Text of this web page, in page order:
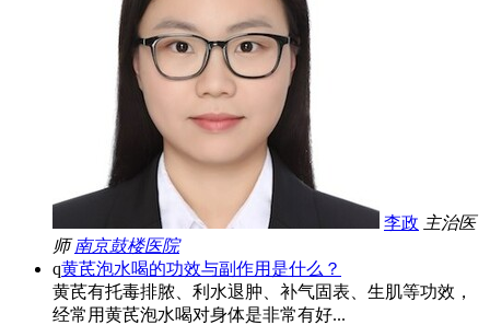
李政 主治医
师 南京鼓楼医院
q黄芪泡水喝的功效与副作用是什么？
黄芪有托毒排脓、利水退肿、补气固表、生肌等功效，
经常用黄芪泡水喝对身体是非常有好...